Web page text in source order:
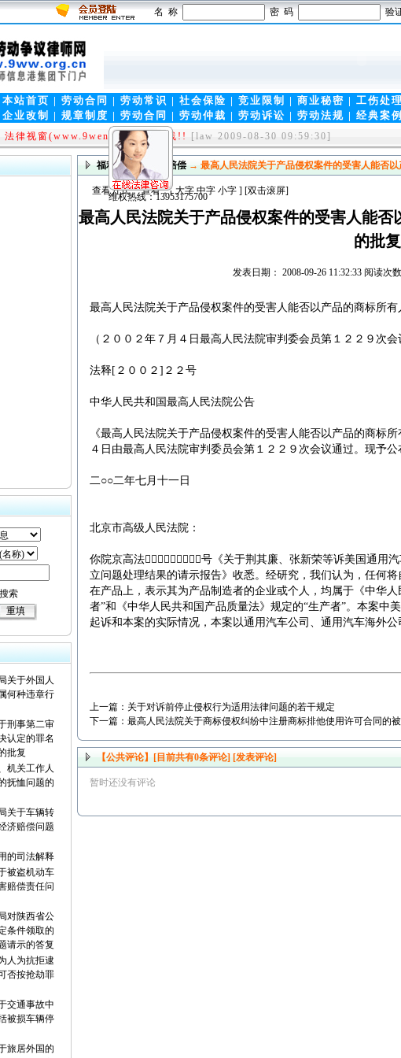
名 称 密 码 验
本站首页 | 劳动合同 | 劳动常识 | 社会保险 | 竞业限制 | 商业秘密 | 工伤处理
企业改制
| 规章制度 | 劳动合同 | 劳动仲裁 | 劳动诉讼 | 劳动法规 | 经典案例
就问网www.9wen.org-中国第一律师门户！ [law 2009-11-17 09:05:00]
法律视窗(www.9wen.net)全新上线!!
[law 2009-08-30 09:59:30]
索
关于外国人
何种违章行
刑事第二审
认定的罪名
批复
机关工作人
抚恤问题的
关于车辆转
济赔偿问题
的司法解释
被盗机动车
赔偿责任问
对陕西省公
条件领取的
请示的答复
人为抗拒逮
否按抢劫罪
交通事故中
被损车辆停
旅居外国的
福利保险→ 侵权赔偿→ 最高人民法院关于产品侵权案件的受害人能否
查看方式： 查看：[大字 中字 小字] [双击滚屏]
最高人民法院关于产品侵权案件的受害人能
的批复
发表日期： 2008-09-26 11:32:33 阅读次
最高人民法院关于产品侵权案件的受害人能否以产品的商标所
（２００２年７月４日最高人民法院审判委会员第１２２９次会
法释[２００２]２２号
中华人民共和国最高人民法院公告
《最高人民法院关于产品侵权案件的受害人能否以产品的商标
４日由最高人民法院审判委员会第１２２９次会议通过。现予
二○○二年七月十一日
北京市高级人民法院：
你院京高法２００１２７１号《关于荆其廉、张新荣等诉美国通
立问题处理结果的请示报告》收悉。经研究，我们认为，任何
在产品上，表示其为产品制造者的企业或个人，均属于《中华
者”和《中华人民共和国产品质量法》规定的“生产者”。本案中
起诉和本案的实际情况，本案以通用汽车公司、通用汽车海外公
上一篇： 关于对诉前停止侵权行为适用法律问题的若干规定
下一篇： 最高人民法院关于商标侵权纠纷中注册商标排他使用许可合同的
【公共评论】[目前共有0条评论] [发表评论]
暂时还没有评论